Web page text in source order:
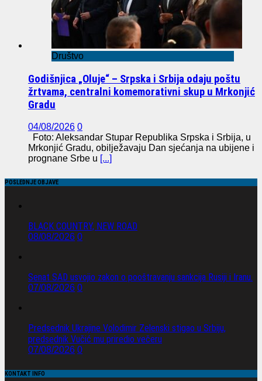
Društvo
Godišnjica „Oluje“ – Srpska i Srbija odaju poštu
žrtvama, centralni komemorativni skup u Mrkonjić
Gradu
04/08/2026 0
Foto: Aleksandar Stupar Republika Srpska i Srbija, u
Mrkonjić Gradu, obilježavaju Dan sjećanja na ubijene i
prognane Srbe u [...]
POSLEDNJE OBJAVE
BLACK COUNTRY, NEW ROAD
08/08/2026 0
Senat SAD usvojio zakon o pooštravanju sankcija Rusiji i Iranu.
07/08/2026 0
Predsednik Ukrajine Volodimir Zelenski stigao u Srbiju,
predsednik Vučić mu priredio večeru
07/08/2026 0
KONTAKT INFO